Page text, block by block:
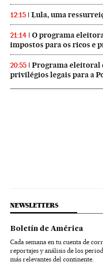
12:15 Lula, uma
21:14
O programa
impostos para os ricos e
20:55
Programa eleitoral
privilégios legais para a
NEWSLETTERS
Boletín de América
Cada semana en tu cuenta de
reportajes y análisis de los
más relevantes del continente.